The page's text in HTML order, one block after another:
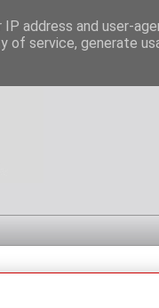
address and user-
of service, generate